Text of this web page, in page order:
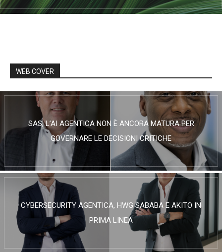
WEB COVER
SAS, L’AI AGENTICA NON È ANCORA MATURA PER
GOVERNARE LE DECISIONI CRITICHE
CYBERSECURITY AGENTICA, HWG SABABA E AKITO IN
PRIMA LINEA